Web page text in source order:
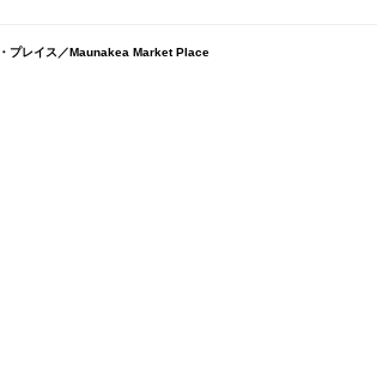
プレイス／Maunakea Market Place